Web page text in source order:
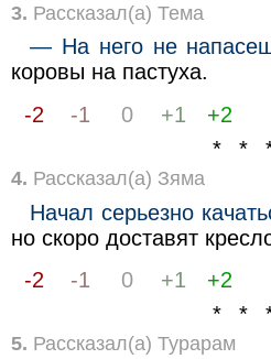
3. Рассказал(а) Тема
— На него не
коровы на пастуха.
-2
-1 0 +1
+2
* *
4. Рассказал(а) Зяма
Начал серьезно
но скоро доставят
-2
-1 0 +1
+2
* *
5. Рассказал(а) Турарам